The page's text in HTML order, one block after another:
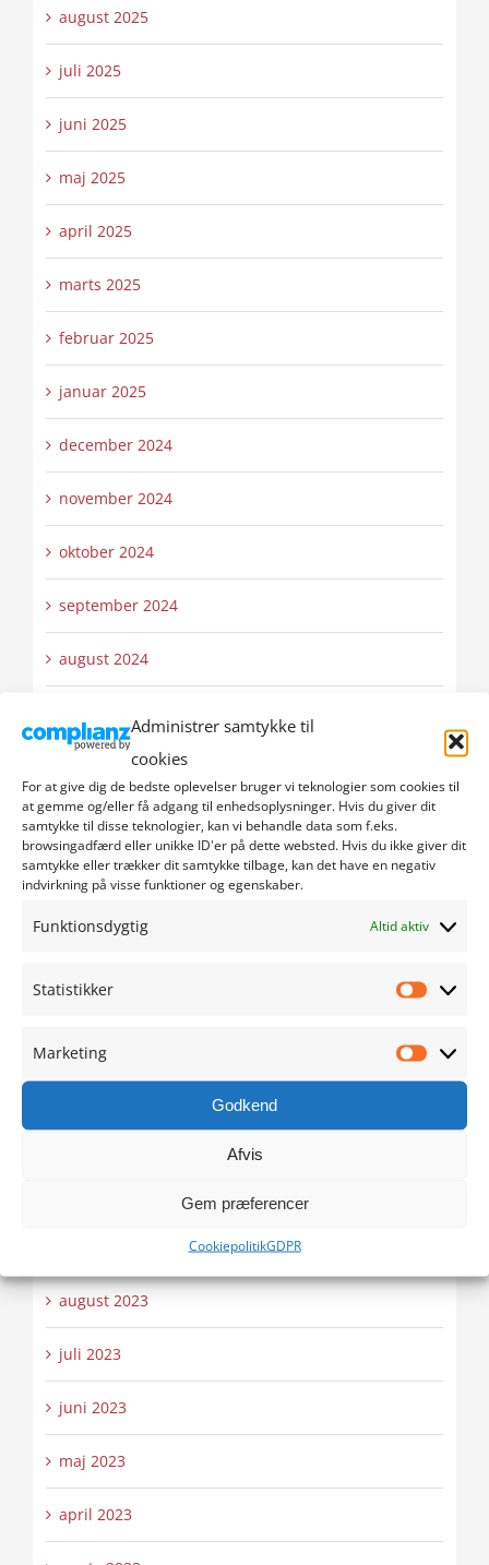
Administrer samtykke til
cookies
For at give dig de bedste oplevelser bruger vi teknologier som cookies til
at gemme og/eller få adgang til enhedsoplysninger. Hvis du giver dit
samtykke til disse teknologier, kan vi behandle data som f.eks.
browsingadfærd eller unikke ID'er på dette websted. Hvis du ikke giver dit
samtykke eller trækker dit samtykke tilbage, kan det have en negativ
indvirkning på visse funktioner og egenskaber.
Funktionsdygtig Altid aktiv
Statistikker
Marketing
Godkend
Afvis
Gem præferencer
CookiepolitikGDPR
august 2025
juli 2025
juni 2025
maj 2025
april 2025
marts 2025
februar 2025
januar 2025
december 2024
november 2024
oktober 2024
september 2024
august 2024
maj 2024
april 2024
marts 2024
februar 2024
december 2023
august 2023
juli 2023
juni 2023
maj 2023
april 2023